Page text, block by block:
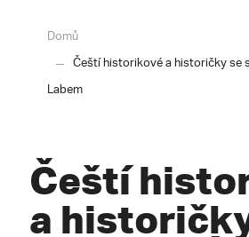
Domů
Čeští historikové a historičky se
Labem
Čeští
a